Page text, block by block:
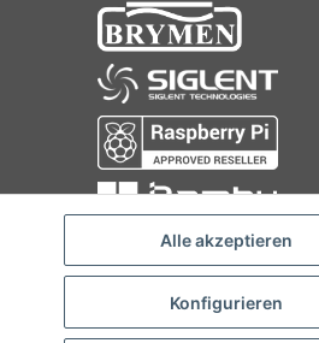
Alle akzeptieren
Konfigurieren